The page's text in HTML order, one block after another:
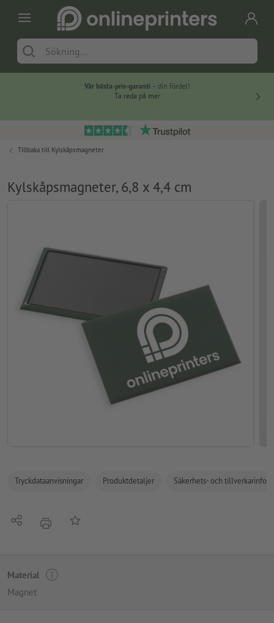
Vår bästa-pris-garanti – din fördel!
Ta reda på mer
Tillbaka till Kylskåpsmagneter
Kylskåpsmagneter, 6,8 x 4,4 cm
Tryckdataanvisningar Produktdetaljer Säkerhets- och
Dela erbjudandePå anteckningslistan
Material
Magnet